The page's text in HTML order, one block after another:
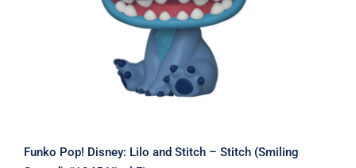
Funko Pop! Disney: Lilo and Stitch – Stitch (Smiling